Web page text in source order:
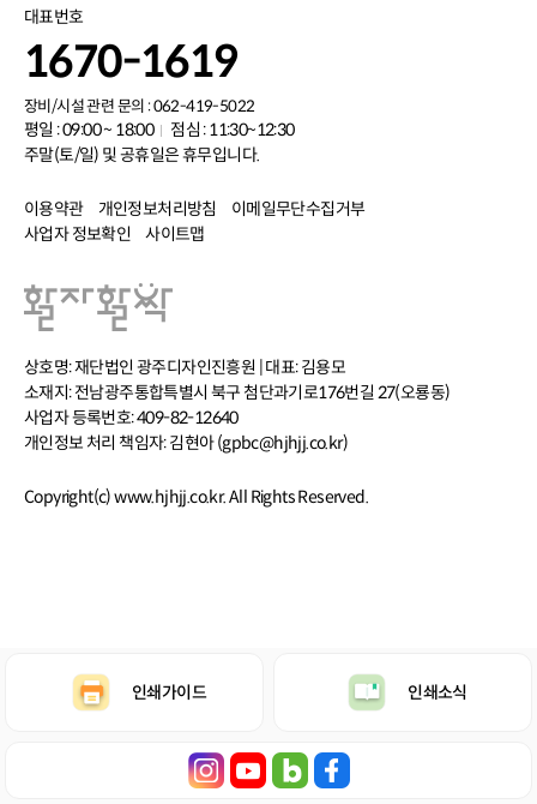
상호명: 재단법인 광주디자인진흥원 | 대표: 김용모
소재지: 전남광주통합특별시 북구 첨단과기로176번길 27(오룡동)
사업자 등록번호: 409-82-12640
개인정보 처리 책임자: 김현아 (gpbc@hjhjj.co.kr)
Copyright(c) www.hjhjj.co.kr. All Rights Reserved.
대표번호
1670-1619
장비/시설 관련 문의 : 062-419-5022
평일 : 09:00 ~ 18:00
점심 : 11:30~12:30
주말(토/일) 및 공휴일은 휴무입니다.
이용약관 개인정보처리방침
이메일무단수집거부
사업자 정보확인
사이트맵
경우 저작권법 등에 따라 법적 책임을 질 수 있음을 알려드립니다.
인쇄가이드 인쇄소식